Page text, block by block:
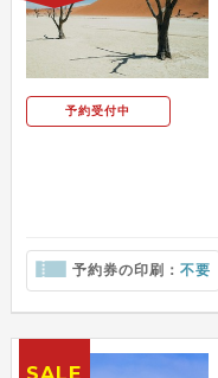
予約受付中
予約券の印刷： 不要